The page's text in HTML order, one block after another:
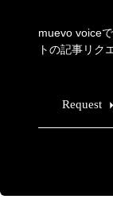
muevo voice
トの記事リク
Request